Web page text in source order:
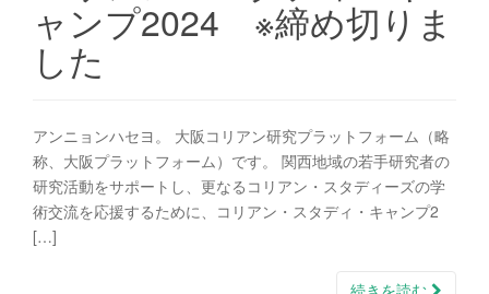
ャンプ2024 ※締め切りま
した
アンニョンハセヨ。 大阪コリアン研究プラットフォーム（略
称、大阪プラットフォーム）です。 関西地域の若手研究者の
研究活動をサポートし、更なるコリアン・スタディーズの学
術交流を応援するために、コリアン・スタディ・キャンプ2
[…]
続きを読む